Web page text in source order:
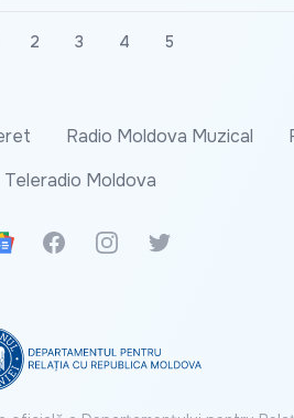
2 3 4 5
Radio Moldova Muzical
Teleradio Moldova
News
FacebookInstagramTwitter